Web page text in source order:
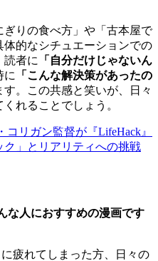
りの食べ方」や「古本屋で
的なシチュエーションでの
読者に
「自分だけじゃないん
に
「こんな解決策があったの
す。この共感と笑いが、日々
くれることでしょう。
コリガン監督が『LifeHack』
」とリアリティへの挑戦
な人におすすめの漫画です
疲れてしまった方、日々の